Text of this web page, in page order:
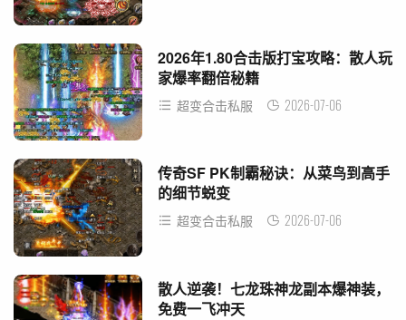
2026年1.80合击版打宝攻略：散人玩
家爆率翻倍秘籍
超变合击私服 2026-07-06
传奇SF PK制霸秘诀：从菜鸟到高手
的细节蜕变
超变合击私服 2026-07-06
散人逆袭！七龙珠神龙副本爆神装，
免费一飞冲天